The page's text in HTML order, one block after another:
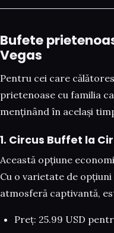
Bufete
Vegas
Pentru cei care
prietenoase cu familia
menținând în același
1. Circus Buffet la
Această opțiune
Cu o varietate de
atmosferă captivantă,
Preț: 25.99 USD